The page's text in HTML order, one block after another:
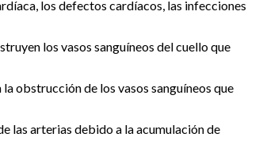
los defectos cardíacos, las infecciones
los vasos sanguíneos del cuello que
obstrucción de los vasos sanguíneos que
las arterias debido a la acumulación de